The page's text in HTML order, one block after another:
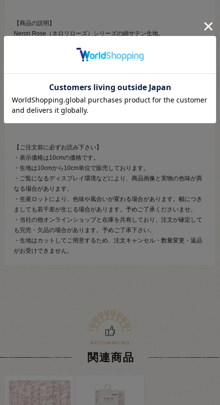
【商品の説明】
Nerori Rose（ネロリローズ）シリーズの綿サテン生地。
古典的なトワルドジュイのデザインの中に、うさぎやシカ、トイプード
60番手の糸を使用した自然なツヤ感のある生地で、しなやかでソフトな
風合いです。
ブラウスやワンピースなどのお洋服をはじめ、ポーチやバッグなど幅広
くご利用いただけます。
【ご注文前に必ずお読み下さい】
・表示価格は10cmの価格です。
・生地は10cmから10cm単位で販売しております。
・ご覧になるディスプレイ環境などにより、商品画像と実物の色味が異
なる場合があります。
・生産ロットにより、色味や風合いが変わる場合があります。幅につき
ましても若干差が生じる場合があります。予めご了承くださいませ。
・当社の他オンラインショップと在庫を共有しており、注文が確定して
も完売・欠品の場合があります。予めご了承下さい。
・生地はカットしてご用意するため、注文キャンセル・数量変更・返品
がお受けできません。
関連商品